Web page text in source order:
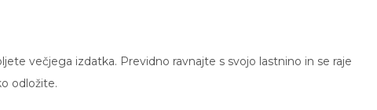
večjega izdatka. Previdno ravnajte s svojo lastnino in se raje
odložite.